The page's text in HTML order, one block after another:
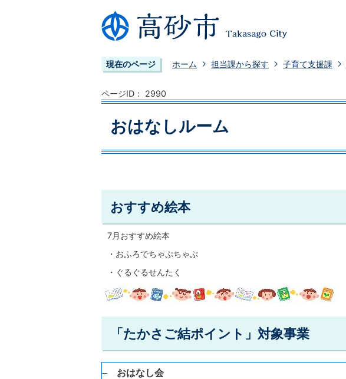
現在のページ ホーム 担当課から探す 子育て支援課
ページID： 2990
おはなしルーム
おすすめ絵本
7月おすすめ絵本
・おふろでちゃぷちゃぷ
・ぐるぐるせんたく
「たかさご結ポイント」対象事業
おはなし会